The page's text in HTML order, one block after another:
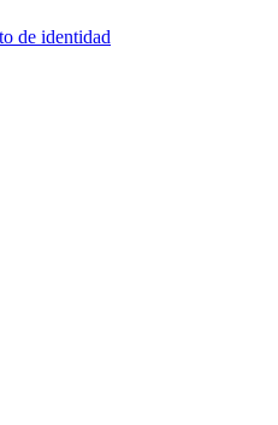
de identidad